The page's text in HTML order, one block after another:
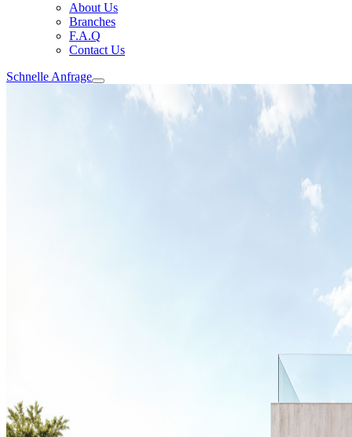
About Us
Branches
F.A.Q
Contact Us
Schnelle Anfrage